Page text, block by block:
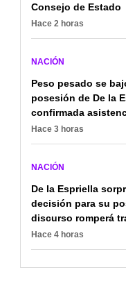
Líder indígena, duro con
nosotros, no"
Consejo de Estado
Hace 2 horas
NACIÓN
Peso pesado se
posesión de De la
confirmada
Hace 3 horas
NACIÓN
De la Espriella
decisión para su
discurso romperá
Hace 4 horas